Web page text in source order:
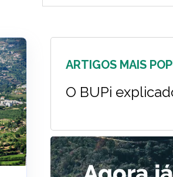
ARTIGOS MAIS
O BUPi